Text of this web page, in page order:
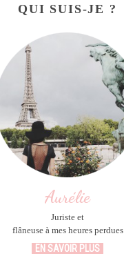
QUI SUIS-JE ?
Aurélie
Juriste et
flâneuse à mes heures perdues
EN SAVOIR PLUS